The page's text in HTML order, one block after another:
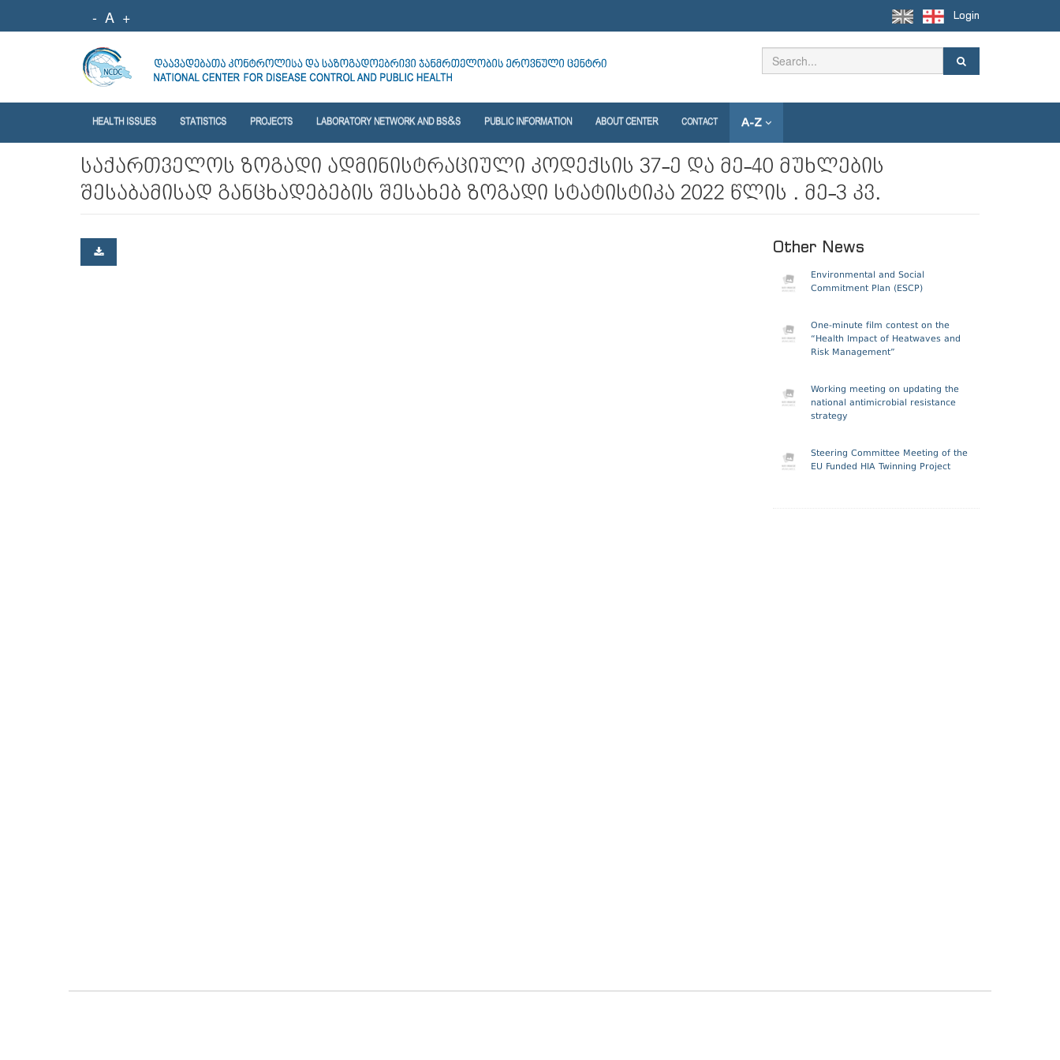
- A + Login
HEALTH ISSUES STATISTICS PROJECTS LABORATORY NETWORK AND BS&S PUBLIC INFORMATION ABOUT CENTER CONTACT A-Z
საქართველოს ზოგადი ადმინისტრაციული კოდექსის 37-ე და მე-40 მუხლების
შესაბამისად განცხადებების შესახებ ზოგადი სტატისტიკა 2022 წლის . მე-3 კვ.
Other News
Environmental and Social
Commitment Plan (ESCP)
One-minute film contest on the
“Health Impact of Heatwaves and
Risk Management”
Working meeting on updating the
national antimicrobial resistance
strategy
Steering Committee Meeting of the
EU Funded HIA Twinning Project